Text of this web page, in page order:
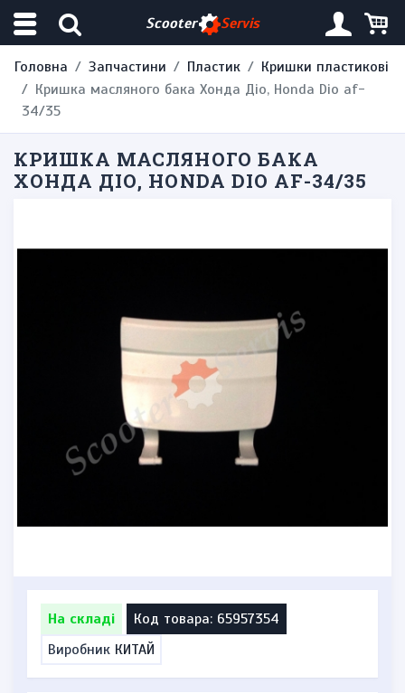
Scooter Servis
Головна Запчастини Пластик
Кришки пластикові
Кришка масляного бака Хонда Діо, Honda Dio af-
34/35
КРИШКА МАСЛЯНОГО БАКА
ХОНДА ДІО, HONDA DIO AF-34/35
На складі
Код товара: 65957354
Виробник КИТАЙ